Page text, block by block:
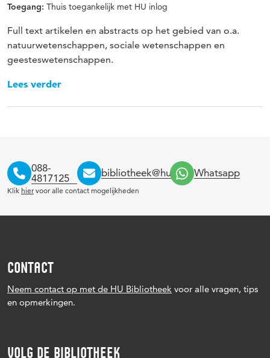
Toegang: Thuis toegankelijk met HU inlog
Full text artikelen en abstracts op het gebied van o.a.
natuurwetenschappen, sociale wetenschappen en
geesteswetenschappen.
Lees verder
088-
4817125
bibliotheek@hu.nl Whatsapp
Klik hier voor alle contact mogelijkheden
CONTACT
Neem contact op met de HU Bibliotheek voor alle vragen, tips
en opmerkingen.
VOLG DE BIBLIOTHEEK